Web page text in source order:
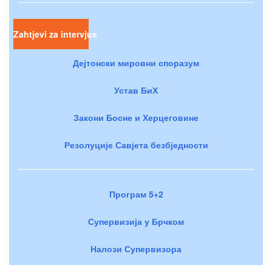
Zahtjevi za intervjue
Дејтонски мировни споразум
Устав БиХ
Закони Босне и Херцеговине
Резолуције Савјета безбједности
Програм 5+2
Супервизија у Брчком
Налози Супервизора